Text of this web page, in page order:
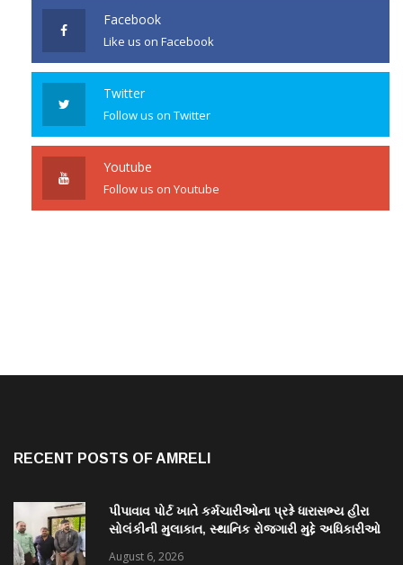
Facebook
Like us on Facebook
Twitter
Follow us on Twitter
Youtube
Follow us on Youtube
RECENT POSTS OF AMRELI
પીપાવાવ પોર્ટ ખાતે કર્મચારીઓના પ્રશ્ને ધારાસભ્ય હીરા
સોલંકીની મુલાકાત, સ્થાનિક રોજગારી મુદ્દે અધિકારીઓ
August 6, 2026